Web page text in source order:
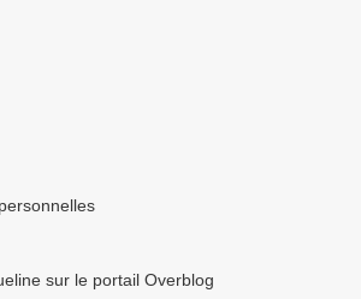
sur le portail Overblog